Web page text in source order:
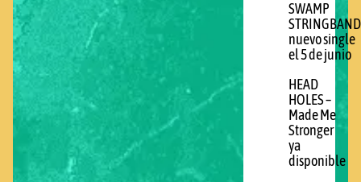
SWAMP
STRINGBAND
nuevo single
el 5 de junio
HEAD
HOLES –
Made Me
Stronger
ya
disponible